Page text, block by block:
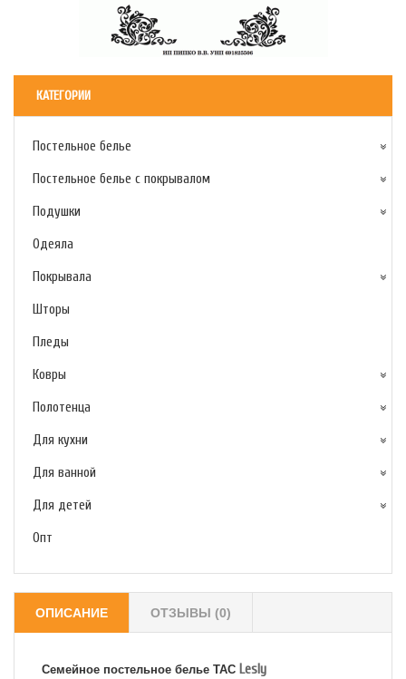
КАТЕГОРИИ
Постельное белье
Постельное белье с покрывалом
Подушки
Одеяла
Покрывала
Шторы
Пледы
Ковры
Полотенца
Для кухни
Для ванной
Для детей
Опт
ОПИСАНИЕ ОТЗЫВЫ (0)
Семейное постельное белье TAC Lesly